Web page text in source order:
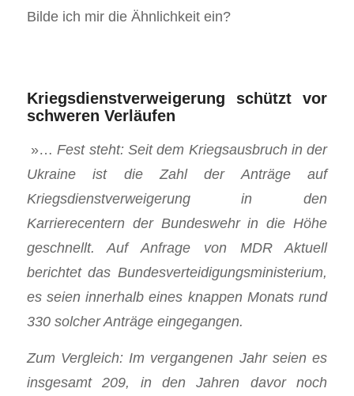
Bilde ich mir die Ähnlichkeit ein?
Kriegsdienstverweigerung schützt vor
schweren Verläufen
»…Fest steht: Seit dem Kriegsausbruch in der
Ukraine ist die Zahl der Anträge auf
Kriegsdienstverweigerung in den
Karrierecentern der Bundeswehr in die Höhe
geschnellt. Auf Anfrage von MDR Aktuell
berichtet das Bundesverteidigungsministerium,
es seien innerhalb eines knappen Monats rund
330 solcher Anträge eingegangen.
Zum Vergleich: Im vergangenen Jahr seien es
insgesamt 209, in den Jahren davor noch